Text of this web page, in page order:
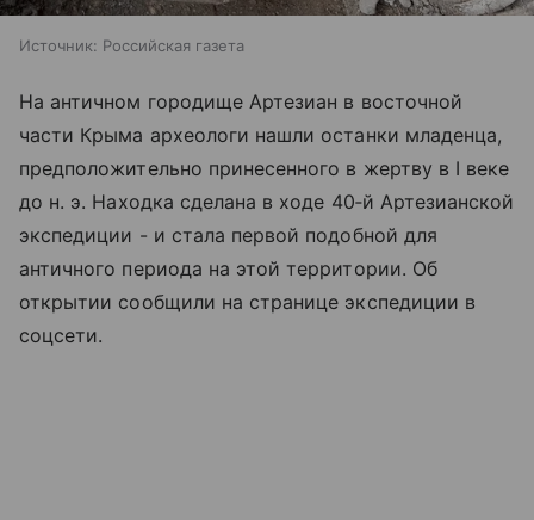
Источник: Российская газета
На античном городище Артезиан в восточной
части Крыма археологи нашли останки младенца,
предположительно принесенного в жертву в I веке
до н. э. Находка сделана в ходе 40‑й Артезианской
экспедиции - и стала первой подобной для
античного периода на этой территории. Об
открытии сообщили на странице экспедиции в
соцсети.